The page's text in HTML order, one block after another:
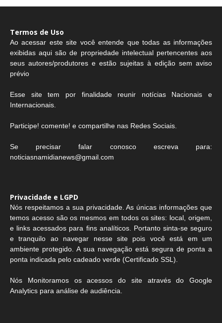
Termos de Uso
Ao acessar este site você entende que todas as informações
exibidas aqui são de propriedade intelectual pertencentes aos
seus autores/produtores e estão sujeitas à edição sem aviso
prévio
Esse site tem por finalidade reunir notícias Nacionais e
Internacionais.
Participe! comente! e compartilhe nas Redes Sociais.
Se precisar falar conosco escreva para:
noticiasnamidianews@gmail.com
Privacidade e LGPD
Nós respeitamos a sua privacidade. As únicas informações que
temos acesso são os mesmos em todos os sites: local, origem,
e links acessados para fins analíticos. Portanto sinta-se seguro
e tranquilo ao navegar nesse site pois você está em um
ambiente protegido. A sua navegação está segura de ponta a
ponta indicada pelo cadeado verde (Certificado SSL).
Nós Monitoramos os acessos do site através do Google
Analytics para análise de audiência.